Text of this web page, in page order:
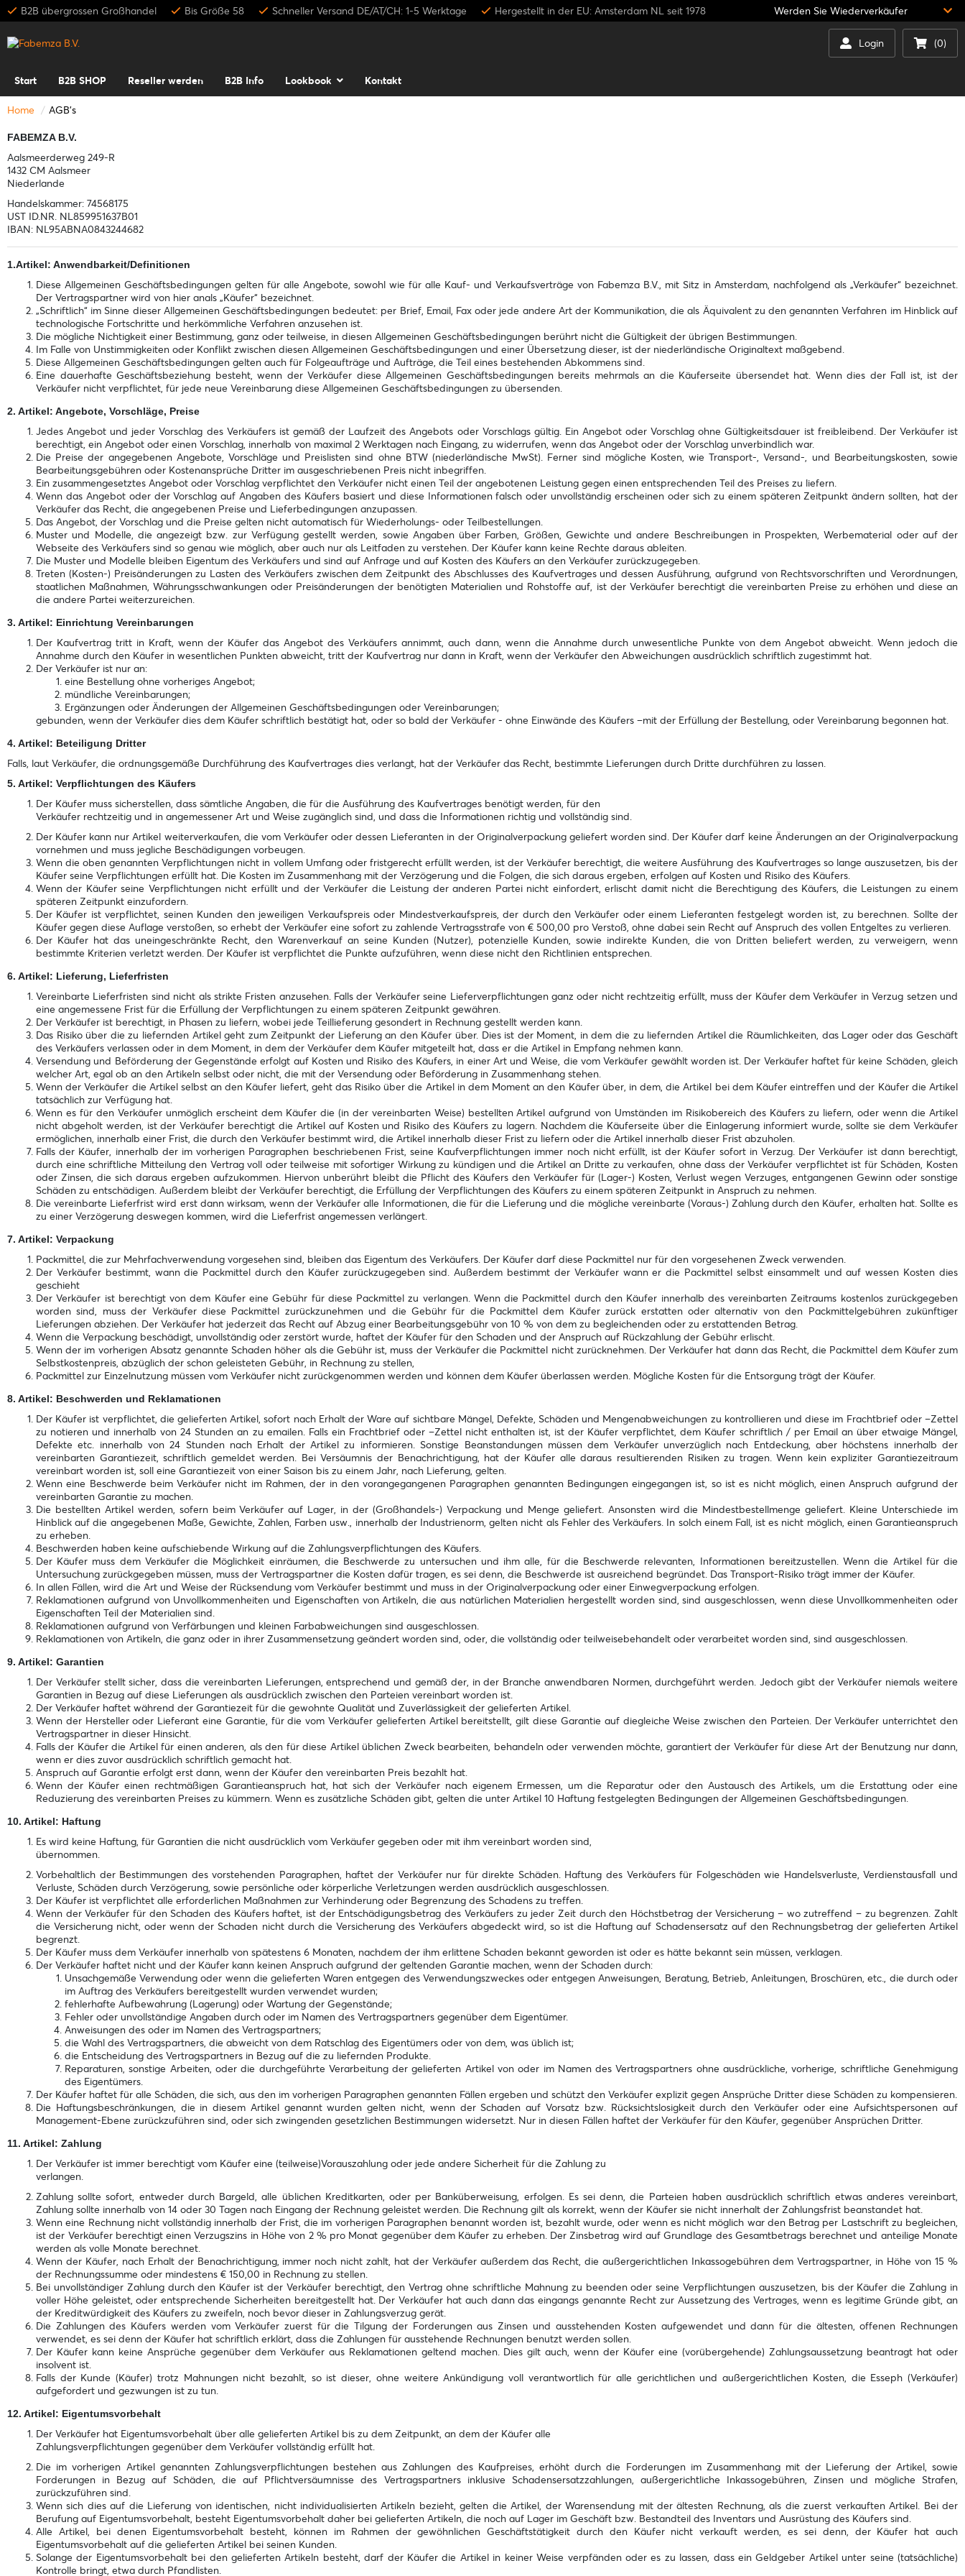
B2B übergrossen Großhandel Bis Größe 58 Schneller Versand DE/AT/CH: 1-5 Werktage Hergestellt in der EU: Amsterdam NL seit 1978 Werden Sie Wiederverkäufer
Login (0)
Start B2B SHOP Reseller werden B2B Info Lookbook Kontakt
Home AGB's
FABEMZA B.V.
Aalsmeerderweg 249-R
1432 CM Aalsmeer
Niederlande
Handelskammer: 74568175
UST ID.NR. NL859951637B01
IBAN: NL95ABNA0843244682
1.Artikel: Anwendbarkeit/Definitionen
Diese Allgemeinen Geschäftsbedingungen gelten für alle Angebote, sowohl wie für alle Kauf- und Verkaufsverträge von Fabemza B.V., mit Sitz in Amsterdam, nachfolgend als „Verkäufer“ bezeichnet.
Der Vertragspartner wird von hier anals „Käufer“ bezeichnet.
„Schriftlich“ im Sinne dieser Allgemeinen Geschäftsbedingungen bedeutet: per Brief, Email, Fax oder jede andere Art der Kommunikation, die als Äquivalent zu den genannten Verfahren im Hinblick auf
technologische Fortschritte und herkömmliche Verfahren anzusehen ist.
Die mögliche Nichtigkeit einer Bestimmung, ganz oder teilweise, in diesen Allgemeinen Geschäftsbedingungen berührt nicht die Gültigkeit der übrigen Bestimmungen.
Im Falle von Unstimmigkeiten oder Konflikt zwischen diesen Allgemeinen Geschäftsbedingungen und einer Übersetzung dieser, ist der niederländische Originaltext maßgebend.
Diese Allgemeinen Geschäftsbedingungen gelten auch für Folgeaufträge und Aufträge, die Teil eines bestehenden Abkommens sind.
Eine dauerhafte Geschäftsbeziehung besteht, wenn der Verkäufer diese Allgemeinen Geschäftsbedingungen bereits mehrmals an die Käuferseite übersendet hat. Wenn dies der Fall ist, ist der
Verkäufer nicht verpflichtet, für jede neue Vereinbarung diese Allgemeinen Geschäftsbedingungen zu übersenden.
2. Artikel: Angebote, Vorschläge, Preise
Jedes Angebot und jeder Vorschlag des Verkäufers ist gemäß der Laufzeit des Angebots oder Vorschlags gültig. Ein Angebot oder Vorschlag ohne Gültigkeitsdauer ist freibleibend. Der Verkäufer ist
berechtigt, ein Angebot oder einen Vorschlag, innerhalb von maximal 2 Werktagen nach Eingang, zu widerrufen, wenn das Angebot oder der Vorschlag unverbindlich war.
Die Preise der angegebenen Angebote, Vorschläge und Preislisten sind ohne BTW (niederländische MwSt). Ferner sind mögliche Kosten, wie Transport-, Versand-, und Bearbeitungskosten, sowie
Bearbeitungsgebühren oder Kostenansprüche Dritter im ausgeschriebenen Preis nicht inbegriffen.
Ein zusammengesetztes Angebot oder Vorschlag verpflichtet den Verkäufer nicht einen Teil der angebotenen Leistung gegen einen entsprechenden Teil des Preises zu liefern.
Wenn das Angebot oder der Vorschlag auf Angaben des Käufers basiert und diese Informationen falsch oder unvollständig erscheinen oder sich zu einem späteren Zeitpunkt ändern sollten, hat der
Verkäufer das Recht, die angegebenen Preise und Lieferbedingungen anzupassen.
Das Angebot, der Vorschlag und die Preise gelten nicht automatisch für Wiederholungs- oder Teilbestellungen.
Muster und Modelle, die angezeigt bzw. zur Verfügung gestellt werden, sowie Angaben über Farben, Größen, Gewichte und andere Beschreibungen in Prospekten, Werbematerial oder auf der
Webseite des Verkäufers sind so genau wie möglich, aber auch nur als Leitfaden zu verstehen. Der Käufer kann keine Rechte daraus ableiten.
Die Muster und Modelle bleiben Eigentum des Verkäufers und sind auf Anfrage und auf Kosten des Käufers an den Verkäufer zurückzugegeben.
Treten (Kosten-) Preisänderungen zu Lasten des Verkäufers zwischen dem Zeitpunkt des Abschlusses des Kaufvertrages und dessen Ausführung, aufgrund von Rechtsvorschriften und Verordnungen,
staatlichen Maßnahmen, Währungsschwankungen oder Preisänderungen der benötigten Materialien und Rohstoffe auf, ist der Verkäufer berechtigt die vereinbarten Preise zu erhöhen und diese an
die andere Partei weiterzureichen.
3. Artikel: Einrichtung Vereinbarungen
Der Kaufvertrag tritt in Kraft, wenn der Käufer das Angebot des Verkäufers annimmt, auch dann, wenn die Annahme durch unwesentliche Punkte von dem Angebot abweicht. Wenn jedoch die
Annahme durch den Käufer in wesentlichen Punkten abweicht, tritt der Kaufvertrag nur dann in Kraft, wenn der Verkäufer den Abweichungen ausdrücklich schriftlich zugestimmt hat.
Der Verkäufer ist nur an:
eine Bestellung ohne vorheriges Angebot;
mündliche Vereinbarungen;
Ergänzungen oder Änderungen der Allgemeinen Geschäftsbedingungen oder Vereinbarungen;
gebunden, wenn der Verkäufer dies dem Käufer schriftlich bestätigt hat, oder so bald der Verkäufer - ohne Einwände des Käufers –mit der Erfüllung der Bestellung, oder Vereinbarung begonnen hat.
4. Artikel: Beteiligung Dritter
Falls, laut Verkäufer, die ordnungsgemäße Durchführung des Kaufvertrages dies verlangt, hat der Verkäufer das Recht, bestimmte Lieferungen durch Dritte durchführen zu lassen.
5. Artikel: Verpflichtungen des Käufers
Der Käufer muss sicherstellen, dass sämtliche Angaben, die für die Ausführung des Kaufvertrages benötigt werden, für den
Verkäufer rechtzeitig und in angemessener Art und Weise zugänglich sind, und dass die Informationen richtig und vollständig sind.
Der Käufer kann nur Artikel weiterverkaufen, die vom Verkäufer oder dessen Lieferanten in der Originalverpackung geliefert worden sind. Der Käufer darf keine Änderungen an der Originalverpackung
vornehmen und muss jegliche Beschädigungen vorbeugen.
Wenn die oben genannten Verpflichtungen nicht in vollem Umfang oder fristgerecht erfüllt werden, ist der Verkäufer berechtigt, die weitere Ausführung des Kaufvertrages so lange auszusetzen, bis der
Käufer seine Verpflichtungen erfüllt hat. Die Kosten im Zusammenhang mit der Verzögerung und die Folgen, die sich daraus ergeben, erfolgen auf Kosten und Risiko des Käufers.
Wenn der Käufer seine Verpflichtungen nicht erfüllt und der Verkäufer die Leistung der anderen Partei nicht einfordert, erlischt damit nicht die Berechtigung des Käufers, die Leistungen zu einem
späteren Zeitpunkt einzufordern.
Der Käufer ist verpflichtet, seinen Kunden den jeweiligen Verkaufspreis oder Mindestverkaufspreis, der durch den Verkäufer oder einem Lieferanten festgelegt worden ist, zu berechnen. Sollte der
Käufer gegen diese Auflage verstoßen, so erhebt der Verkäufer eine sofort zu zahlende Vertragsstrafe von € 500,00 pro Verstoß, ohne dabei sein Recht auf Anspruch des vollen Entgeltes zu verlieren.
Der Käufer hat das uneingeschränkte Recht, den Warenverkauf an seine Kunden (Nutzer), potenzielle Kunden, sowie indirekte Kunden, die von Dritten beliefert werden, zu verweigern, wenn
bestimmte Kriterien verletzt werden. Der Käufer ist verpflichtet die Punkte aufzuführen, wenn diese nicht den Richtlinien entsprechen.
6. Artikel: Lieferung, Lieferfristen
Vereinbarte Lieferfristen sind nicht als strikte Fristen anzusehen. Falls der Verkäufer seine Lieferverpflichtungen ganz oder nicht rechtzeitig erfüllt, muss der Käufer dem Verkäufer in Verzug setzen und
eine angemessene Frist für die Erfüllung der Verpflichtungen zu einem späteren Zeitpunkt gewähren.
Der Verkäufer ist berechtigt, in Phasen zu liefern, wobei jede Teillieferung gesondert in Rechnung gestellt werden kann.
Das Risiko über die zu liefernden Artikel geht zum Zeitpunkt der Lieferung an den Käufer über. Dies ist der Moment, in dem die zu liefernden Artikel die Räumlichkeiten, das Lager oder das Geschäft
des Verkäufers verlassen oder in dem Moment, in dem der Verkäufer dem Käufer mitgeteilt hat, dass er die Artikel in Empfang nehmen kann.
Versendung und Beförderung der Gegenstände erfolgt auf Kosten und Risiko des Käufers, in einer Art und Weise, die vom Verkäufer gewählt worden ist. Der Verkäufer haftet für keine Schäden, gleich
welcher Art, egal ob an den Artikeln selbst oder nicht, die mit der Versendung oder Beförderung in Zusammenhang stehen.
Wenn der Verkäufer die Artikel selbst an den Käufer liefert, geht das Risiko über die Artikel in dem Moment an den Käufer über, in dem, die Artikel bei dem Käufer eintreffen und der Käufer die Artikel
tatsächlich zur Verfügung hat.
Wenn es für den Verkäufer unmöglich erscheint dem Käufer die (in der vereinbarten Weise) bestellten Artikel aufgrund von Umständen im Risikobereich des Käufers zu liefern, oder wenn die Artikel
nicht abgeholt werden, ist der Verkäufer berechtigt die Artikel auf Kosten und Risiko des Käufers zu lagern. Nachdem die Käuferseite über die Einlagerung informiert wurde, sollte sie dem Verkäufer
ermöglichen, innerhalb einer Frist, die durch den Verkäufer bestimmt wird, die Artikel innerhalb dieser Frist zu liefern oder die Artikel innerhalb dieser Frist abzuholen.
Falls der Käufer, innerhalb der im vorherigen Paragraphen beschriebenen Frist, seine Kaufverpflichtungen immer noch nicht erfüllt, ist der Käufer sofort in Verzug. Der Verkäufer ist dann berechtigt,
durch eine schriftliche Mitteilung den Vertrag voll oder teilweise mit sofortiger Wirkung zu kündigen und die Artikel an Dritte zu verkaufen, ohne dass der Verkäufer verpflichtet ist für Schäden, Kosten
oder Zinsen, die sich daraus ergeben aufzukommen. Hiervon unberührt bleibt die Pflicht des Käufers den Verkäufer für (Lager-) Kosten, Verlust wegen Verzuges, entgangenen Gewinn oder sonstige
Schäden zu entschädigen. Außerdem bleibt der Verkäufer berechtigt, die Erfüllung der Verpflichtungen des Käufers zu einem späteren Zeitpunkt in Anspruch zu nehmen.
Die vereinbarte Lieferfrist wird erst dann wirksam, wenn der Verkäufer alle Informationen, die für die Lieferung und die mögliche vereinbarte (Voraus-) Zahlung durch den Käufer, erhalten hat. Sollte es
zu einer Verzögerung deswegen kommen, wird die Lieferfrist angemessen verlängert.
7. Artikel: Verpackung
Packmittel, die zur Mehrfachverwendung vorgesehen sind, bleiben das Eigentum des Verkäufers. Der Käufer darf diese Packmittel nur für den vorgesehenen Zweck verwenden.
Der Verkäufer bestimmt, wann die Packmittel durch den Käufer zurückzugegeben sind. Außerdem bestimmt der Verkäufer wann er die Packmittel selbst einsammelt und auf wessen Kosten dies
geschieht
Der Verkäufer ist berechtigt von dem Käufer eine Gebühr für diese Packmittel zu verlangen. Wenn die Packmittel durch den Käufer innerhalb des vereinbarten Zeitraums kostenlos zurückgegeben
worden sind, muss der Verkäufer diese Packmittel zurückzunehmen und die Gebühr für die Packmittel dem Käufer zurück erstatten oder alternativ von den Packmittelgebühren zukünftiger
Lieferungen abziehen. Der Verkäufer hat jederzeit das Recht auf Abzug einer Bearbeitungsgebühr von 10 % von dem zu begleichenden oder zu erstattenden Betrag.
Wenn die Verpackung beschädigt, unvollständig oder zerstört wurde, haftet der Käufer für den Schaden und der Anspruch auf Rückzahlung der Gebühr erlischt.
Wenn der im vorherigen Absatz genannte Schaden höher als die Gebühr ist, muss der Verkäufer die Packmittel nicht zurücknehmen. Der Verkäufer hat dann das Recht, die Packmittel dem Käufer zum
Selbstkostenpreis, abzüglich der schon geleisteten Gebühr, in Rechnung zu stellen,
Packmittel zur Einzelnutzung müssen vom Verkäufer nicht zurückgenommen werden und können dem Käufer überlassen werden. Mögliche Kosten für die Entsorgung trägt der Käufer.
8. Artikel: Beschwerden und Reklamationen
Der Käufer ist verpflichtet, die gelieferten Artikel, sofort nach Erhalt der Ware auf sichtbare Mängel, Defekte, Schäden und Mengenabweichungen zu kontrollieren und diese im Frachtbrief oder –Zettel
zu notieren und innerhalb von 24 Stunden an zu emailen. Falls ein Frachtbrief oder –Zettel nicht enthalten ist, ist der Käufer verpflichtet, dem Käufer schriftlich / per Email an über etwaige Mängel,
Defekte etc. innerhalb von 24 Stunden nach Erhalt der Artikel zu informieren. Sonstige Beanstandungen müssen dem Verkäufer unverzüglich nach Entdeckung, aber höchstens innerhalb der
vereinbarten Garantiezeit, schriftlich gemeldet werden. Bei Versäumnis der Benachrichtigung, hat der Käufer alle daraus resultierenden Risiken zu tragen. Wenn kein expliziter Garantiezeitraum
vereinbart worden ist, soll eine Garantiezeit von einer Saison bis zu einem Jahr, nach Lieferung, gelten.
Wenn eine Beschwerde beim Verkäufer nicht im Rahmen, der in den vorangegangenen Paragraphen genannten Bedingungen eingegangen ist, so ist es nicht möglich, einen Anspruch aufgrund der
vereinbarten Garantie zu machen.
Die bestellten Artikel werden, sofern beim Verkäufer auf Lager, in der (Großhandels-) Verpackung und Menge geliefert. Ansonsten wird die Mindestbestellmenge geliefert. Kleine Unterschiede im
Hinblick auf die angegebenen Maße, Gewichte, Zahlen, Farben usw., innerhalb der Industrienorm, gelten nicht als Fehler des Verkäufers. In solch einem Fall, ist es nicht möglich, einen Garantieanspruch
zu erheben.
Beschwerden haben keine aufschiebende Wirkung auf die Zahlungsverpflichtungen des Käufers.
Der Käufer muss dem Verkäufer die Möglichkeit einräumen, die Beschwerde zu untersuchen und ihm alle, für die Beschwerde relevanten, Informationen bereitzustellen. Wenn die Artikel für die
Untersuchung zurückgegeben müssen, muss der Vertragspartner die Kosten dafür tragen, es sei denn, die Beschwerde ist ausreichend begründet. Das Transport-Risiko trägt immer der Käufer.
In allen Fällen, wird die Art und Weise der Rücksendung vom Verkäufer bestimmt und muss in der Originalverpackung oder einer Einwegverpackung erfolgen.
Reklamationen aufgrund von Unvollkommenheiten und Eigenschaften von Artikeln, die aus natürlichen Materialien hergestellt worden sind, sind ausgeschlossen, wenn diese Unvollkommenheiten oder
Eigenschaften Teil der Materialien sind.
Reklamationen aufgrund von Verfärbungen und kleinen Farbabweichungen sind ausgeschlossen.
Reklamationen von Artikeln, die ganz oder in ihrer Zusammensetzung geändert worden sind, oder, die vollständig oder teilweisebehandelt oder verarbeitet worden sind, sind ausgeschlossen.
9. Artikel: Garantien
Der Verkäufer stellt sicher, dass die vereinbarten Lieferungen, entsprechend und gemäß der, in der Branche anwendbaren Normen, durchgeführt werden. Jedoch gibt der Verkäufer niemals weitere
Garantien in Bezug auf diese Lieferungen als ausdrücklich zwischen den Parteien vereinbart worden ist.
Der Verkäufer haftet während der Garantiezeit für die gewohnte Qualität und Zuverlässigkeit der gelieferten Artikel.
Wenn der Hersteller oder Lieferant eine Garantie, für die vom Verkäufer gelieferten Artikel bereitstellt, gilt diese Garantie auf diegleiche Weise zwischen den Parteien. Der Verkäufer unterrichtet den
Vertragspartner in dieser Hinsicht.
Falls der Käufer die Artikel für einen anderen, als den für diese Artikel üblichen Zweck bearbeiten, behandeln oder verwenden möchte, garantiert der Verkäufer für diese Art der Benutzung nur dann,
wenn er dies zuvor ausdrücklich schriftlich gemacht hat.
Anspruch auf Garantie erfolgt erst dann, wenn der Käufer den vereinbarten Preis bezahlt hat.
Wenn der Käufer einen rechtmäßigen Garantieanspruch hat, hat sich der Verkäufer nach eigenem Ermessen, um die Reparatur oder den Austausch des Artikels, um die Erstattung oder eine
Reduzierung des vereinbarten Preises zu kümmern. Wenn es zusätzliche Schäden gibt, gelten die unter Artikel 10 Haftung festgelegten Bedingungen der Allgemeinen Geschäftsbedingungen.
10. Artikel: Haftung
Es wird keine Haftung, für Garantien die nicht ausdrücklich vom Verkäufer gegeben oder mit ihm vereinbart worden sind,
übernommen.
Vorbehaltlich der Bestimmungen des vorstehenden Paragraphen, haftet der Verkäufer nur für direkte Schäden. Haftung des Verkäufers für Folgeschäden wie Handelsverluste, Verdienstausfall und
Verluste, Schäden durch Verzögerung, sowie persönliche oder körperliche Verletzungen werden ausdrücklich ausgeschlossen.
Der Käufer ist verpflichtet alle erforderlichen Maßnahmen zur Verhinderung oder Begrenzung des Schadens zu treffen.
Wenn der Verkäufer für den Schaden des Käufers haftet, ist der Entschädigungsbetrag des Verkäufers zu jeder Zeit durch den Höchstbetrag der Versicherung – wo zutreffend – zu begrenzen. Zahlt
die Versicherung nicht, oder wenn der Schaden nicht durch die Versicherung des Verkäufers abgedeckt wird, so ist die Haftung auf Schadensersatz auf den Rechnungsbetrag der gelieferten Artikel
begrenzt.
Der Käufer muss dem Verkäufer innerhalb von spätestens 6 Monaten, nachdem der ihm erlittene Schaden bekannt geworden ist oder es hätte bekannt sein müssen, verklagen.
Der Verkäufer haftet nicht und der Käufer kann keinen Anspruch aufgrund der geltenden Garantie machen, wenn der Schaden durch:
Unsachgemäße Verwendung oder wenn die gelieferten Waren entgegen des Verwendungszweckes oder entgegen Anweisungen, Beratung, Betrieb, Anleitungen, Broschüren, etc., die durch oder
im Auftrag des Verkäufers bereitgestellt wurden verwendet wurden;
fehlerhafte Aufbewahrung (Lagerung) oder Wartung der Gegenstände;
Fehler oder unvollständige Angaben durch oder im Namen des Vertragspartners gegenüber dem Eigentümer.
Anweisungen des oder im Namen des Vertragspartners;
die Wahl des Vertragspartners, die abweicht von dem Ratschlag des Eigentümers oder von dem, was üblich ist;
die Entscheidung des Vertragspartners in Bezug auf die zu liefernden Produkte.
Reparaturen, sonstige Arbeiten, oder die durchgeführte Verarbeitung der gelieferten Artikel von oder im Namen des Vertragspartners ohne ausdrückliche, vorherige, schriftliche Genehmigung
des Eigentümers.
Der Käufer haftet für alle Schäden, die sich, aus den im vorherigen Paragraphen genannten Fällen ergeben und schützt den Verkäufer explizit gegen Ansprüche Dritter diese Schäden zu kompensieren.
Die Haftungsbeschränkungen, die in diesem Artikel genannt wurden gelten nicht, wenn der Schaden auf Vorsatz bzw. Rücksichtslosigkeit durch den Verkäufer oder eine Aufsichtspersonen auf
Management-Ebene zurückzuführen sind, oder sich zwingenden gesetzlichen Bestimmungen widersetzt. Nur in diesen Fällen haftet der Verkäufer für den Käufer, gegenüber Ansprüchen Dritter.
11. Artikel: Zahlung
Der Verkäufer ist immer berechtigt vom Käufer eine (teilweise)Vorauszahlung oder jede andere Sicherheit für die Zahlung zu
verlangen.
Zahlung sollte sofort, entweder durch Bargeld, alle üblichen Kreditkarten, oder per Banküberweisung, erfolgen. Es sei denn, die Parteien haben ausdrücklich schriftlich etwas anderes vereinbart,
Zahlung sollte innerhalb von 14 oder 30 Tagen nach Eingang der Rechnung geleistet werden. Die Rechnung gilt als korrekt, wenn der Käufer sie nicht innerhalt der Zahlungsfrist beanstandet hat.
Wenn eine Rechnung nicht vollständig innerhalb der Frist, die im vorherigen Paragraphen benannt worden ist, bezahlt wurde, oder wenn es nicht möglich war den Betrag per Lastschrift zu begleichen,
ist der Verkäufer berechtigt einen Verzugszins in Höhe von 2 % pro Monat gegenüber dem Käufer zu erheben. Der Zinsbetrag wird auf Grundlage des Gesamtbetrags berechnet und anteilige Monate
werden als volle Monate berechnet.
Wenn der Käufer, nach Erhalt der Benachrichtigung, immer noch nicht zahlt, hat der Verkäufer außerdem das Recht, die außergerichtlichen Inkassogebühren dem Vertragspartner, in Höhe von 15 %
der Rechnungssumme oder mindestens € 150,00 in Rechnung zu stellen.
Bei unvollständiger Zahlung durch den Käufer ist der Verkäufer berechtigt, den Vertrag ohne schriftliche Mahnung zu beenden oder seine Verpflichtungen auszusetzen, bis der Käufer die Zahlung in
voller Höhe geleistet, oder entsprechende Sicherheiten bereitgestellt hat. Der Verkäufer hat auch dann das eingangs genannte Recht zur Aussetzung des Vertrages, wenn es legitime Gründe gibt, an
der Kreditwürdigkeit des Käufers zu zweifeln, noch bevor dieser in Zahlungsverzug gerät.
Die Zahlungen des Käufers werden vom Verkäufer zuerst für die Tilgung der Forderungen aus Zinsen und ausstehenden Kosten aufgewendet und dann für die ältesten, offenen Rechnungen
verwendet, es sei denn der Käufer hat schriftlich erklärt, dass die Zahlungen für ausstehende Rechnungen benutzt werden sollen.
Der Käufer kann keine Ansprüche gegenüber dem Verkäufer aus Reklamationen geltend machen. Dies gilt auch, wenn der Käufer eine (vorübergehende) Zahlungsaussetzung beantragt hat oder
insolvent ist.
Falls der Kunde (Käufer) trotz Mahnungen nicht bezahlt, so ist dieser, ohne weitere Ankündigung voll verantwortlich für alle gerichtlichen und außergerichtlichen Kosten, die Esseph (Verkäufer)
aufgefordert und gezwungen ist zu tun.
12. Artikel: Eigentumsvorbehalt
Der Verkäufer hat Eigentumsvorbehalt über alle gelieferten Artikel bis zu dem Zeitpunkt, an dem der Käufer alle
Zahlungsverpflichtungen gegenüber dem Verkäufer vollständig erfüllt hat.
Die im vorherigen Artikel genannten Zahlungsverpflichtungen bestehen aus Zahlungen des Kaufpreises, erhöht durch die Forderungen im Zusammenhang mit der Lieferung der Artikel, sowie
Forderungen in Bezug auf Schäden, die auf Pflichtversäumnisse des Vertragspartners inklusive Schadensersatzzahlungen, außergerichtliche Inkassogebühren, Zinsen und mögliche Strafen,
zurückzuführen sind.
Wenn sich dies auf die Lieferung von identischen, nicht individualisierten Artikeln bezieht, gelten die Artikel, der Warensendung mit der ältesten Rechnung, als die zuerst verkauften Artikel. Bei der
Berufung auf Eigentumsvorbehalt, besteht Eigentumsvorbehalt daher bei gelieferten Artikeln, die noch auf Lager im Geschäft bzw. Bestandteil des Inventars und Ausrüstung des Käufers sind.
Alle Artikel, bei denen Eigentumsvorbehalt besteht, können im Rahmen der gewöhnlichen Geschäftstätigkeit durch den Käufer nicht verkauft werden, es sei denn, der Käufer hat auch
Eigentumsvorbehalt auf die gelieferten Artikel bei seinen Kunden.
Solange der Eigentumsvorbehalt bei den gelieferten Artikeln besteht, darf der Käufer die Artikel in keiner Weise verpfänden oder es zu lassen, dass ein Geldgeber Artikel unter seine (tatsächliche)
Kontrolle bringt, etwa durch Pfandlisten.